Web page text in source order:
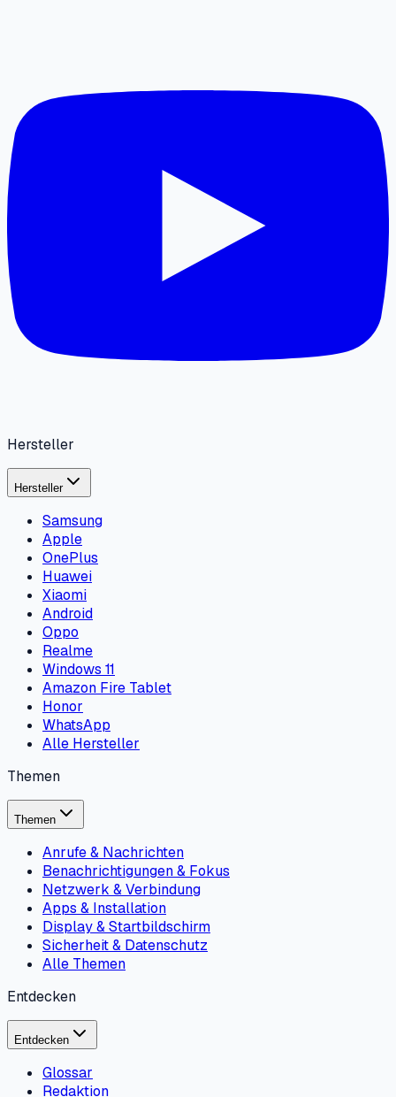
Hersteller
Hersteller
Samsung
Apple
OnePlus
Huawei
Xiaomi
Android
Oppo
Realme
Windows 11
Amazon Fire Tablet
Honor
WhatsApp
Alle Hersteller
Themen
Themen
Anrufe & Nachrichten
Benachrichtigungen & Fokus
Netzwerk & Verbindung
Apps & Installation
Display & Startbildschirm
Sicherheit & Datenschutz
Alle Themen
Entdecken
Entdecken
Glossar
Redaktion